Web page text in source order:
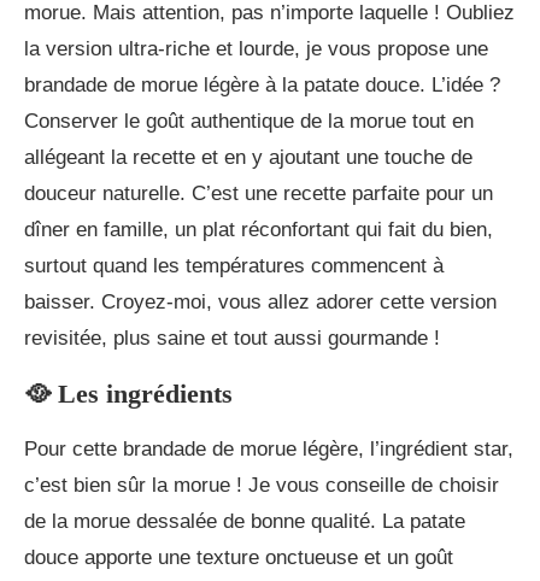
morue. Mais attention, pas n’importe laquelle ! Oubliez
la version ultra-riche et lourde, je vous propose une
brandade de morue légère à la patate douce. L’idée ?
Conserver le goût authentique de la morue tout en
allégeant la recette et en y ajoutant une touche de
douceur naturelle. C’est une recette parfaite pour un
dîner en famille, un plat réconfortant qui fait du bien,
surtout quand les températures commencent à
baisser. Croyez-moi, vous allez adorer cette version
revisitée, plus saine et tout aussi gourmande !
🥘 Les ingrédients
Pour cette brandade de morue légère, l’ingrédient star,
c’est bien sûr la morue ! Je vous conseille de choisir
de la morue dessalée de bonne qualité. La patate
douce apporte une texture onctueuse et un goût